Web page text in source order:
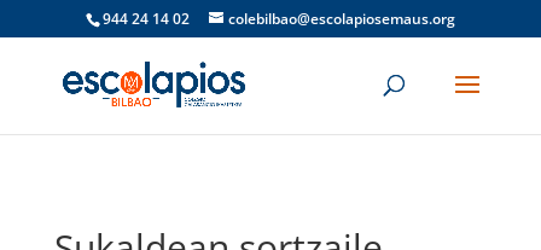
944 24 14 02 colebilbao@escolapiosemaus.org